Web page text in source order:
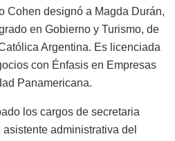
Cohen designó a Magda Durán,
en Gobierno y Turismo, de
Argentina. Es licenciada
con Énfasis en Empresas
Panamericana.
los cargos de secretaria
administrativa del